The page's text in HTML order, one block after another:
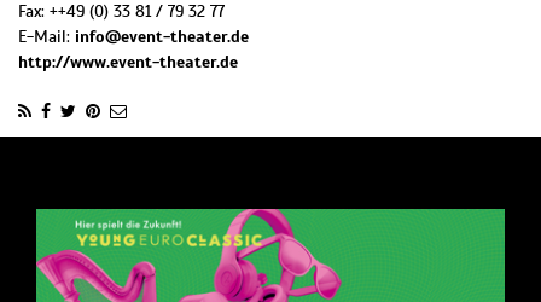
Fax: ++49 (0) 33 81 / 79 32 77
E-Mail: info@event-theater.de
http://www.event-theater.de